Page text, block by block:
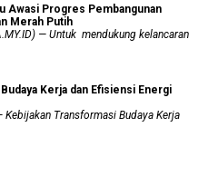
Awasi Progres Pembangunan
Merah Putih
— Untuk mendukung kelancaran
Kerja dan Efisiensi Energi
Kebijakan Transformasi Budaya Kerja